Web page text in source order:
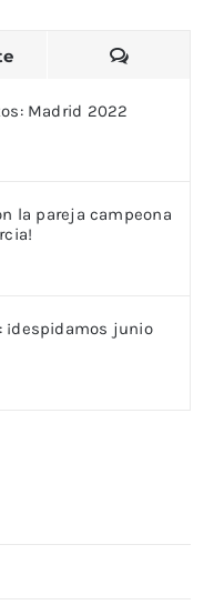
Madrid 2022
la pareja campeona
¡despidamos junio